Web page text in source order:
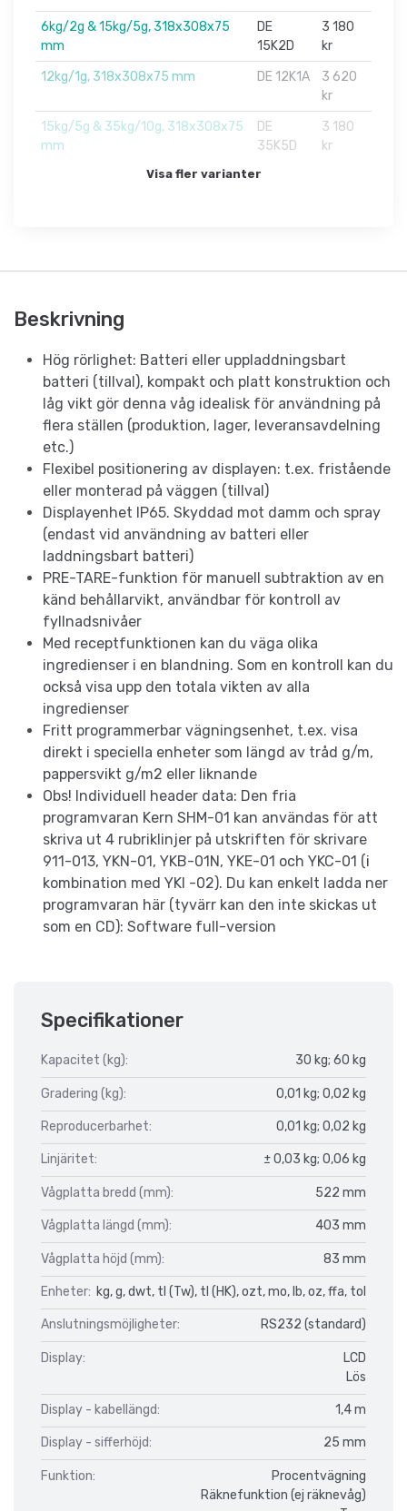
6kg/2g & 15kg/5g, 318x308x75
mm
DE
15K2D
3 180
kr
12kg/1g, 318x308x75 mm
DE 12K1A
3 620
kr
15kg/5g & 35kg/10g, 318x308x75
mm
DE
35K5D
3 180
kr
Visa fler varianter
Beskrivning
Hög rörlighet: Batteri eller uppladdningsbart
batteri (tillval), kompakt och platt konstruktion och
låg vikt gör denna våg idealisk för användning på
flera ställen (produktion, lager, leveransavdelning
etc.)
Flexibel positionering av displayen: t.ex. fristående
eller monterad på väggen (tillval)
Displayenhet IP65. Skyddad mot damm och spray
(endast vid användning av batteri eller
laddningsbart batteri)
PRE-TARE-funktion för manuell subtraktion av en
känd behållarvikt, användbar för kontroll av
fyllnadsnivåer
Med receptfunktionen kan du väga olika
ingredienser i en blandning. Som en kontroll kan du
också visa upp den totala vikten av alla
ingredienser
Fritt programmerbar vägningsenhet, t.ex. visa
direkt i speciella enheter som längd av tråd g/m,
pappersvikt g/m2 eller liknande
Obs! Individuell header data: Den fria
programvaran Kern SHM-01 kan användas för att
skriva ut 4 rubriklinjer på utskriften för skrivare
911-013, YKN-01, YKB-01N, YKE-01 och YKC-01 (i
kombination med YKI -02). Du kan enkelt ladda ner
programvaran här (tyvärr kan den inte skickas ut
som en CD): Software full-version
Specifikationer
Kapacitet (kg): 30 kg; 60 kg
Gradering (kg): 0,01 kg; 0,02 kg
Reproducerbarhet: 0,01 kg; 0,02 kg
Linjäritet: ± 0,03 kg; 0,06 kg
Vågplatta bredd (mm): 522 mm
Vågplatta längd (mm): 403 mm
Vågplatta höjd (mm): 83 mm
Enheter: kg, g, dwt, tl (Tw), tl (HK), ozt, mo, lb, oz, ffa, tol
Anslutningsmöjligheter: RS232 (standard)
Display:
LCD
Lös
Display - kabellängd: 1,4 m
Display - sifferhöjd: 25 mm
Funktion:
Procentvägning
Räknefunktion (ej räknevåg)